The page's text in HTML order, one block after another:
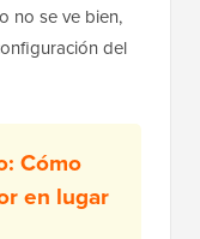
no se ve bien,
del
Cómo
en lugar